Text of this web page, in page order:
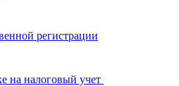
регистрации
на налоговый учет